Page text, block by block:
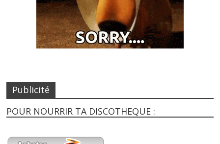
Publicité
POUR NOURRIR TA DISCOTHEQUE :